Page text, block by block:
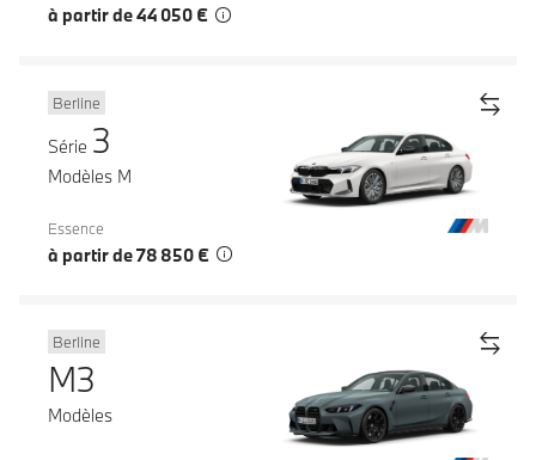
à partir de 44 050 €
Berline
Série 3
Modèles M
Essence
à partir de 78 850 €
Berline
M3
Modèles